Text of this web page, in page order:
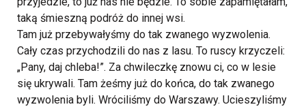
taką śmieszną podróż do innej wsi.
Tam już przebywałyśmy do tak zwanego wyzwolenia.
Cały czas przychodzili do nas z lasu. To ruscy krzyczeli:
„Pany, daj chleba!”. Za chwileczkę znowu ci, co w lesie
się ukrywali. Tam żeśmy już do końca, do tak zwanego
wyzwolenia byli. Wróciliśmy do Warszawy. Ucieszyliśmy